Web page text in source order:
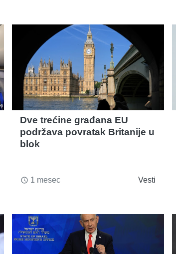
Dve trećine građana EU
podržava povratak Britanije u
blok
access_time 1 mesec Vesti